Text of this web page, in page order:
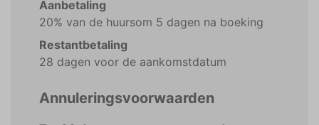
Aanbetaling
20% van de huursom 5 dagen na boeking
Restantbetaling
28 dagen voor de aankomstdatum
Annuleringsvoorwaarden